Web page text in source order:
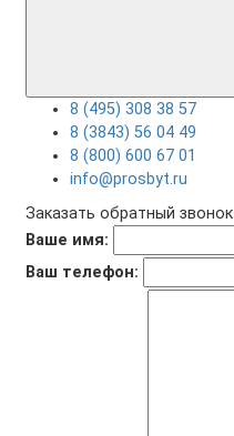
8 (495) 308 38 57
8 (3843) 56 04 49
8 (800) 600 67 01
info@prosbyt.ru
Заказать обратный звонок
Ваше имя:
Ваш телефон: